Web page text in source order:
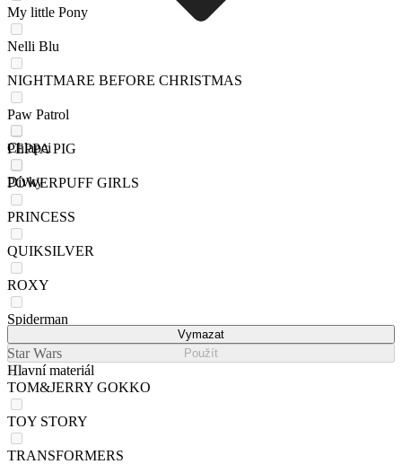
My little Pony
Nelli Blu
NIGHTMARE BEFORE CHRISTMAS
Paw Patrol
PEPPA PIG
POWERPUFF GIRLS
PRINCESS
QUIKSILVER
ROXY
Spiderman
Star Wars
TOM&JERRY GOKKO
TOY STORY
TRANSFORMERS
Chlapci
Dívky
Vymazat
Použít
Hlavní materiál